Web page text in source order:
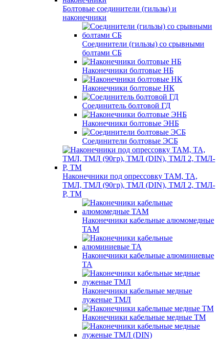
Болтовые соединители (гильзы) и
наконечники
Соединители (гильзы) со срывными
болтами СБ
Наконечники болтовые НБ
Наконечники болтовые НК
Соединитель болтовой ГД
Наконечники болтовые ЭНБ
Соединители болтовые ЭСБ
Наконечники под опрессовку ТАМ, ТА,
ТМЛ, ТМЛ (90гр), ТМЛ (DIN), ТМЛ 2, ТМЛ-
Р, ТМ
Наконечники кабельные алюмомедные
ТАМ
Наконечники кабельные алюминиевые
ТА
Наконечники кабельные медные
луженые ТМЛ
Наконечники кабельные медные ТМ